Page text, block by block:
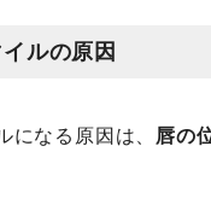
ルの原因
になる原因は、 唇の